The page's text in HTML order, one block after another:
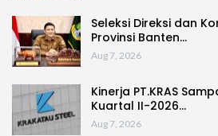
Seleksi Direksi dan
Provinsi Banten…
Aug 7, 2026
Kinerja PT.KRAS
Kuartal II-2026…
Aug 7, 2026